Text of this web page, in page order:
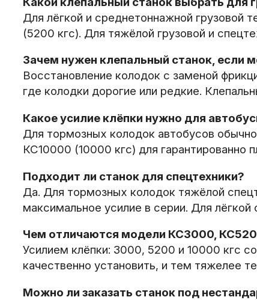
Для лёгкой и среднетоннажной грузовой
(5200 кгс). Для тяжёлой грузовой и
Зачем нужен клепальный станок, если
Восстановление колодок с заменой
где колодки дорогие или редкие.
Какое усилие клёпки нужно для
Для тормозных колодок автобусов
КС10000 (10000 кгс) для гарантированно
Подходит ли станок для спецтехники?
Да. Для тормозных колодок тяжёлой
максимальное усилие в серии. Для
Чем отличаются модели КС3000,
Усилием клёпки: 3000, 5200 и 10000 кгс
качественно установить, и тем тяжелее
Можно ли заказать станок под